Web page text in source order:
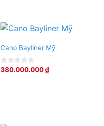
Cano Bayliner Mỹ
0
380.000.000₫